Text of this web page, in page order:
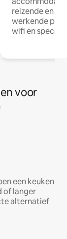
reizende en
werkende
wifi en
voor
een keuken
of langer
alternatief